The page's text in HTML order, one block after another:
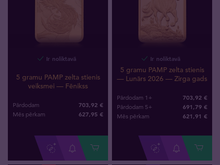
Ir noliktavā
5 gramu PAMP zelta stienis
veiksmei — Fēnikss
Pārdodam 703,92 €
Mēs pērkam 627,95 €
Ir noliktavā
5 gramu PAMP zelta stienis
— Lunārs 2026 — Zirga gads
Pārdodam 1+ 703,92 €
Pārdodam 5+ 691,79 €
Mēs pērkam 621,91 €